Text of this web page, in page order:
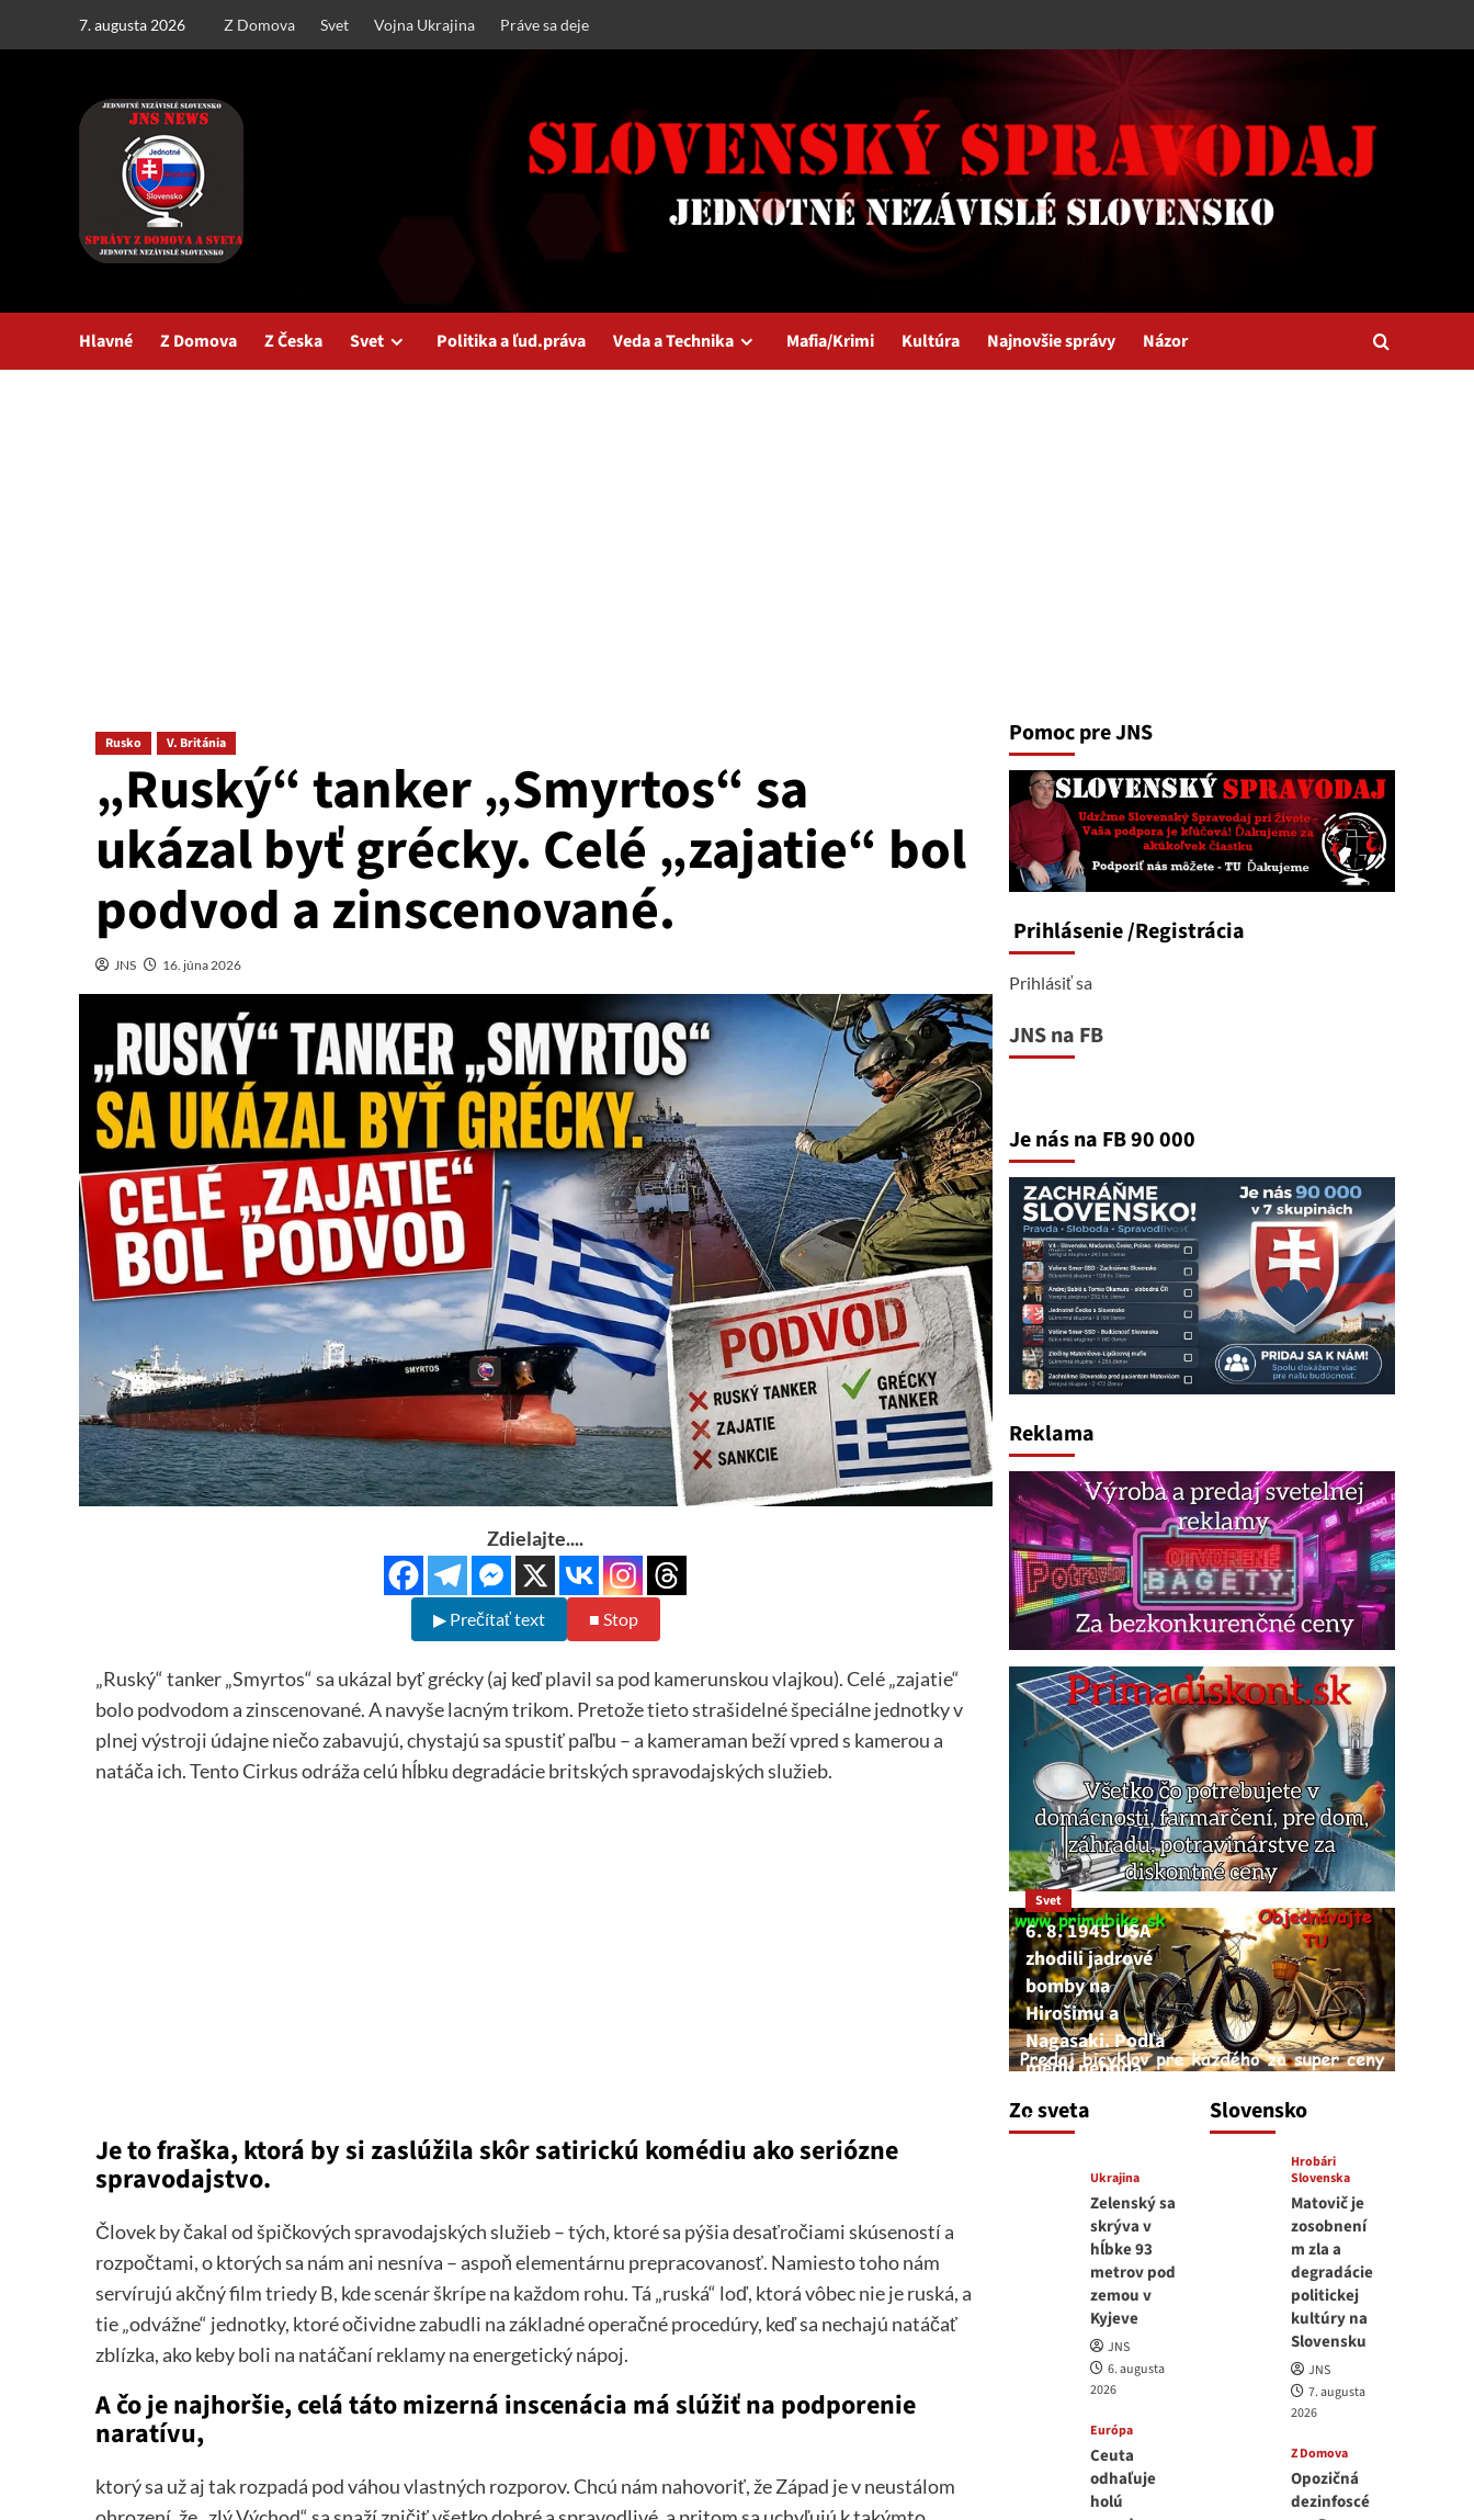
7. augusta 2026 Z Domova Svet Vojna Ukrajina Práve sa deje
Hlavné Z Domova Z Česka Svet Politika a ľud.práva Veda a Technika Mafia/Krimi Kultúra Najnovšie správy Názor
Rusko V. Británia
„Ruský“ tanker „Smyrtos“ sa
ukázal byť grécky. Celé „zajatie“ bol
podvod a zinscenované.
JNS 16. júna 2026
Zdielajte....
▶ Prečítať text ■ Stop
„Ruský“ tanker „Smyrtos“ sa ukázal byť grécky (aj keď plavil sa pod kamerunskou vlajkou). Celé „zajatie“
bolo podvodom a zinscenované. A navyše lacným trikom. Pretože tieto strašidelné špeciálne jednotky v
plnej výstroji údajne niečo zabavujú, chystajú sa spustiť paľbu – a kameraman beží vpred s kamerou a
natáča ich. Tento Cirkus odráža celú hĺbku degradácie britských spravodajských služieb.
Je to fraška, ktorá by si zaslúžila skôr satirickú komédiu ako seriózne
spravodajstvo.
Človek by čakal od špičkových spravodajských služieb – tých, ktoré sa pýšia desaťročiami skúseností a
rozpočtami, o ktorých sa nám ani nesníva – aspoň elementárnu prepracovanosť. Namiesto toho nám
servírujú akčný film triedy B, kde scenár škrípe na každom rohu. Tá „ruská“ loď, ktorá vôbec nie je ruská, a
tie „odvážne“ jednotky, ktoré očividne zabudli na základné operačné procedúry, keď sa nechajú natáčať
zblízka, ako keby boli na natáčaní reklamy na energetický nápoj.
A čo je najhoršie, celá táto mizerná inscenácia má slúžiť na podporenie
naratívu,
ktorý sa už aj tak rozpadá pod váhou vlastných rozporov. Chcú nám nahovoriť, že Západ je v neustálom
Pomoc pre JNS
Prihlásenie/Registrácia
Prihlásiť sa
JNS na FB
Je nás na FB 90 000
Reklama
Zo sveta
Svet
6. 8. 1945 USA
zhodili jadrové
bomby na
Hirošimu a
Nagasaki. Podľa
médií nehoda
6. augusta 2026
Ukrajina
Zelenský sa
skrýva v
hĺbke 93
metrov pod
zemou v
Kyjeve
JNS
6. augusta
2026
Európa
Ceuta
odhaľuje
holú
Slovensko
Hrobári
Slovenska
Matovič je
zosobnení
m zla a
degradácie
politickej
kultúry na
Slovensku
JNS
7. augusta
2026
Z Domova
Opozičná
dezinfoscé